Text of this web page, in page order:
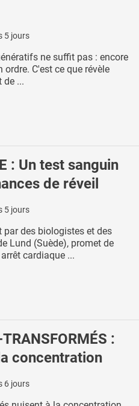
5 jours
ne suffit pas : encore
C'est ce que révèle
de ...
: Un test sanguin
de réveil
5 jours
par des biologistes et des
Lund (Suède), promet de
cardiaque ...
:
concentration
6 jours